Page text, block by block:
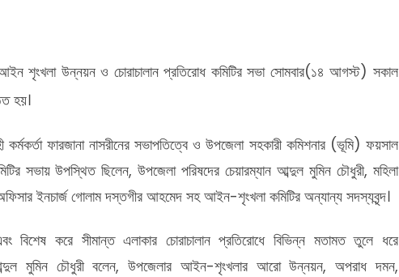
আইন শৃংখলা উন্নয়ন ও চোরাচালান প্রতিরোধ কমিটির সভা সোমবার(১৪ আগস্ট) সকাল
হয়।
কর্মকর্তা ফারজানা নাসরীনের সভাপতিত্বে ও উপজেলা সহকারী কমিশনার (ভূমি) ফয়সাল
সভায় উপস্থিত ছিলেন, উপজেলা পরিষদের চেয়ারম্যান আব্দুল মুমিন চৌধুরী, মহিলা
অফিসার ইনচার্জ গোলাম দস্তগীর আহমেদ সহ আইন-শৃংখলা কমিটির অন্যান্য সদস্যবৃন্দ।
করে সীমান্ত এলাকার চোরাচালান প্রতিরোধে বিভিন্ন মতামত তুলে ধরে
মুমিন চৌধুরী বলেন, উপজেলার আইন-শৃংখলার আরো উন্নয়ন, অপরাধ দমন,